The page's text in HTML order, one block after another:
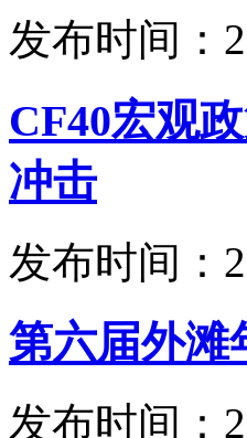
发布时间：
CF40宏观
冲击
发布时间：
第六届外滩
发布时间：